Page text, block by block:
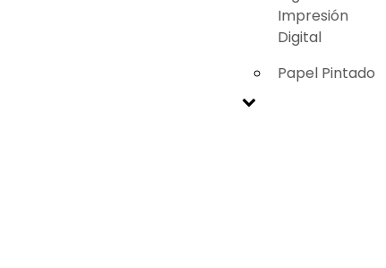
Impresión
Digital
Papel Pintado